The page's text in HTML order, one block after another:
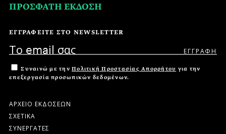
ΠΡΟΣΦΑΤΗ ΕΚΔΟΣΗ
ΕΓΓΡΑΦΕΙΤΕ ΣΤΟ NEWSLETTER
Συναινώ με την Πολιτική Προστασίας Απορρήτου για την
επεξεργασία προσωπικών δεδομένων.
ΑΡΧΕΙΟ ΕΚΔΟΣΕΩΝ
ΣΧΕΤΙΚΑ
ΣΥΝΕΡΓΑΤΕΣ